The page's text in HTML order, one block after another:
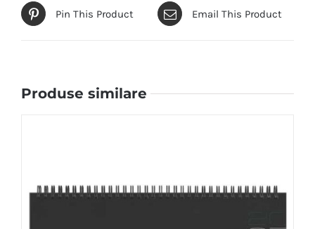
Pin This Product Email This Product
Produse similare